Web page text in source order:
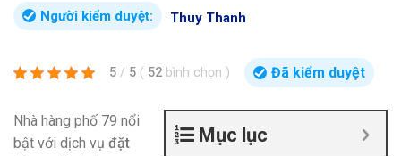
Người kiểm duyệt: Thuy Thanh
5 / 5 ( 52 bình chọn ) Đã kiểm duyệt
Mục lục
Nhà hàng phố 79 nổi
bật với dịch vụ đặt